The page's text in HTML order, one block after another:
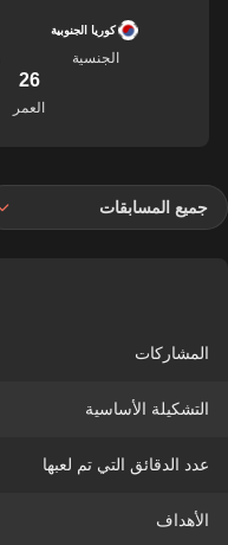
كوريا الجنوبية
الجنسية
26
العمر
جميع المسابقات
المشاركات
التشكيلة الأساسية
عدد الدقائق التي تم لعبها
الأهداف